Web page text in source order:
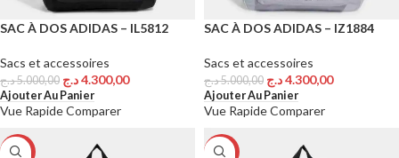
SAC À DOS ADIDAS – IL5812
Sacs et accessoires
5.000,00د.ج 4.300,00د.ج
Ajouter Au Panier
Vue RapideComparer
SAC À DOS ADIDAS – IZ1884
Sacs et accessoires
5.000,00د.ج 4.300,00د.ج
Ajouter Au Panier
Vue RapideComparer
-14% -14%